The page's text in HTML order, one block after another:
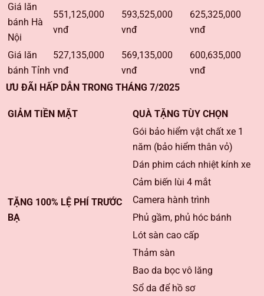
Giá lăn
bánh Hà
Nội
551,125,000
vnđ
593,525,000
vnđ
625,325,000
vnđ
Giá lăn
bánh Tỉnh
527,135,000
vnđ
569,135,000
vnđ
600,635,000
vnđ
ƯU ĐÃI HẤP DẪN TRONG THÁNG 7/2025
GIẢM TIỀN MẶT QUÀ TẶNG TÙY CHỌN
TẶNG 100% LỆ PHÍ TRƯỚC
BẠ
Gói bảo hiểm vật chất xe 1
năm (bảo hiểm thân vỏ)
Dán phim cách nhiệt kính xe
Cảm biến lùi 4 mắt
Camera hành trình
Phủ gầm, phủ hóc bánh
Lót sàn cao cấp
Thảm sàn
Bao da bọc vô lăng
Sổ da để hồ sơ